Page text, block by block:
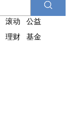
滚动
公益
理财
基金